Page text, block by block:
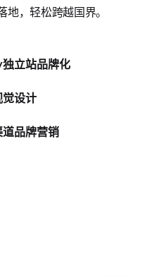
地，轻松跨越国界。
立站品牌化
觉设计
道品牌营销